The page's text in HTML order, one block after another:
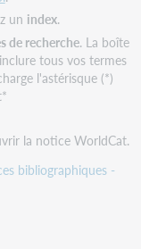
un index.
de recherche. La boîte
tous vos termes
l'astérisque (*)
la notice WorldCat.
bibliographiques -